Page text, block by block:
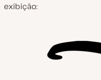
exibição: